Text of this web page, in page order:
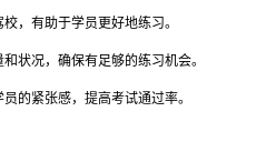
，有助于学员更好地练习。
状况，确保有足够的练习机会。
的紧张感，提高考试通过率。